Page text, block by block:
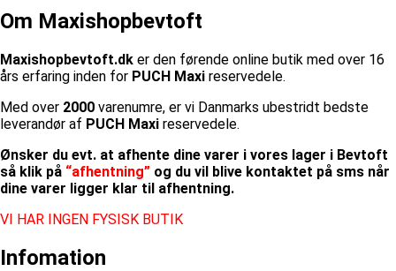
Om Maxishopbevtoft
Maxishopbevtoft.dk er den førende online butik med over 16
års erfaring inden for PUCH Maxi reservedele.
Med over 2000 varenumre, er vi Danmarks ubestridt bedste
leverandør af PUCH Maxi reservedele.
Ønsker du evt. at afhente dine varer i vores lager i Bevtoft
så klik på “afhentning” og du vil blive kontaktet på sms når
dine varer ligger klar til afhentning.
VI HAR INGEN FYSISK BUTIK
Infomation